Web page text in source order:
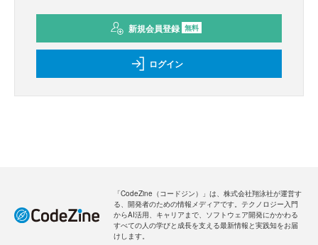
新規会員登録 無料
ログイン
「CodeZine（コードジン）」は、株式会社翔泳社が運営す
る、開発者のための情報メディアです。テクノロジー入門
からAI活用、キャリアまで、ソフトウェア開発にかかわる
すべての人の学びと成長を支える最新情報と実践知をお届
けします。